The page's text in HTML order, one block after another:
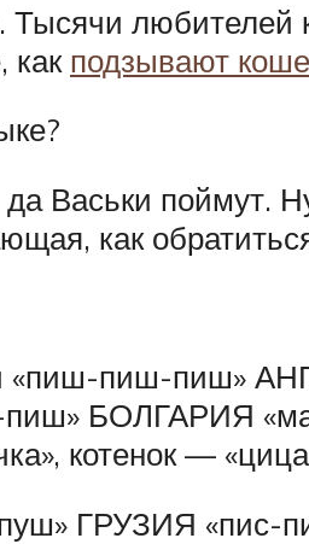
Тысячи
как подзывают
Васьки поймут.
как
пиш-пиш»
БОЛГАРИЯ
котенок —
ГРУЗИЯ «пис-